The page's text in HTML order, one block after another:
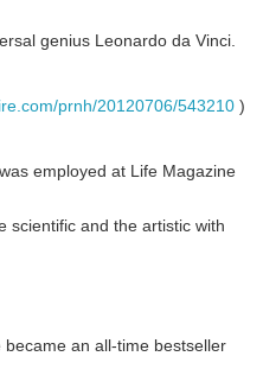
genius Leonardo da Vinci.
prnh/20120706/543210 )
employed at Life Magazine
scientific and the artistic with
an all-time bestseller